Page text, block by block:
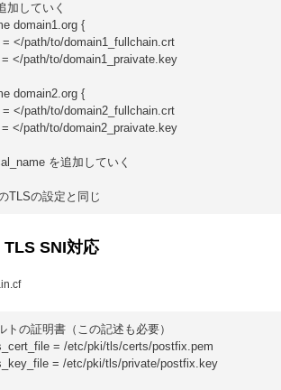
加していく
domain1.org {
= </path/to/domain1_fullchain.crt
= </path/to/domain1_praivate.key
domain2.org {
= </path/to/domain2_fullchain.crt
= </path/to/domain2_praivate.key
を追加していく
SNI対応
トの証明書（この記述も必要）
= /etc/pki/tls/certs/postfix.pem
= /etc/pki/tls/private/postfix.key